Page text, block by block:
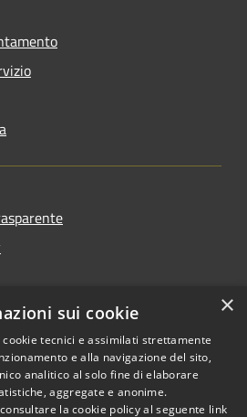
Copyright © 2026 • Comune di
×
sui cookie
tecnici e assimilati strettamente
e alla navigazione del sito,
analitico al solo fine di elaborare
aggregate e anonime.
la cookie policy al seguente link